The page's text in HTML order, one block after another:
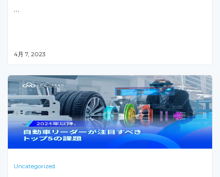
…
4月 7, 2023
Uncategorized